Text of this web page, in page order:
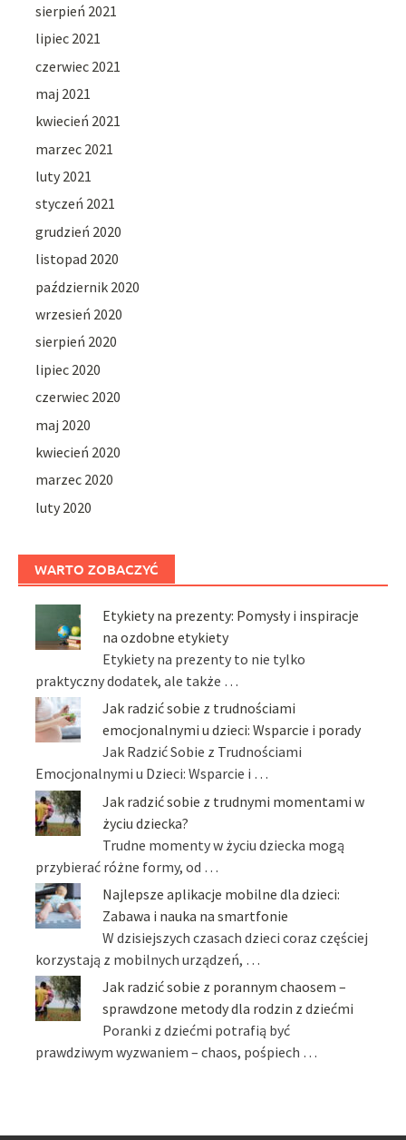
sierpień 2021
lipiec 2021
czerwiec 2021
maj 2021
kwiecień 2021
marzec 2021
luty 2021
styczeń 2021
grudzień 2020
listopad 2020
październik 2020
wrzesień 2020
sierpień 2020
lipiec 2020
czerwiec 2020
maj 2020
kwiecień 2020
marzec 2020
luty 2020
WARTO ZOBACZYĆ
Etykiety na prezenty: Pomysły i inspiracje
na ozdobne etykiety
Etykiety na prezenty to nie tylko
praktyczny dodatek, ale także …
Jak radzić sobie z trudnościami
emocjonalnymi u dzieci: Wsparcie i porady
Jak Radzić Sobie z Trudnościami
Emocjonalnymi u Dzieci: Wsparcie i …
Jak radzić sobie z trudnymi momentami w
życiu dziecka?
Trudne momenty w życiu dziecka mogą
przybierać różne formy, od …
Najlepsze aplikacje mobilne dla dzieci:
Zabawa i nauka na smartfonie
W dzisiejszych czasach dzieci coraz częściej
korzystają z mobilnych urządzeń, …
Jak radzić sobie z porannym chaosem –
sprawdzone metody dla rodzin z dziećmi
Poranki z dziećmi potrafią być
prawdziwym wyzwaniem – chaos, pośpiech …